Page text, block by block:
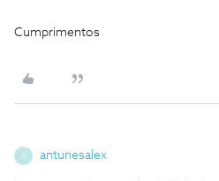
Cumprimentos
A antunesalex